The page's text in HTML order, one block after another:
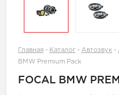
Главная - Каталог - Автозвук -
BMW Premium Pack
FOCAL BMW